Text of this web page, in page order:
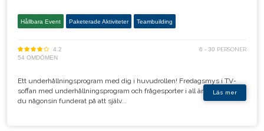
Hållbara Event Paketerade Aktiviteter Teambuilding
4.2 6 - 30 PERSONER
54 OMDÖMEN
Ett underhållningsprogram med dig i huvudrollen! Fredagsmys i TV-
soffan med underhållningsprogram och frågesporter i all ära. Men har
du någonsin funderat på att själv...
Läs mer